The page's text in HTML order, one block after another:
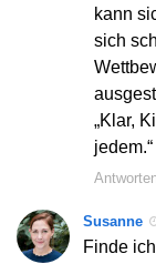
kann
sich
„Klar,
Susanne
Finde